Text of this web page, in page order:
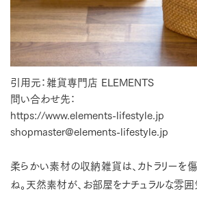
引用元：雑貨専門店 ELEMENTS
問い合わせ先：
https://www.elements-lifestyle.jp
shopmaster@elements-lifestyle.jp
柔らかい素材の収納雑貨は、カトラリーを
ね。天然素材が、お部屋をナチュラルな雰囲